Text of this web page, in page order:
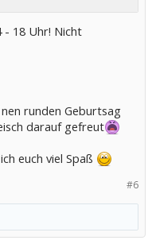
- 18 Uhr! Nicht
runden Geburtsag
darauf gefreut
euch viel Spaß
#6